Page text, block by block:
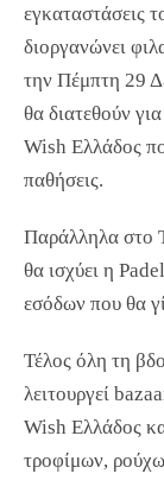
εγκαταστάσεις
διοργανώνει
την Πέμπτη 29
θα διατεθούν
Wish Ελλάδος
παθήσεις.
Παράλληλα στο
θα ισχύει η
εσόδων που θα
Τέλος όλη τη
λειτουργεί
Wish Ελλάδος
τροφίμων,